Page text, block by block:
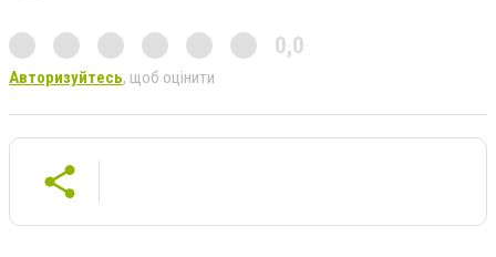
0,0
Авторизуйтесь, щоб оцінити